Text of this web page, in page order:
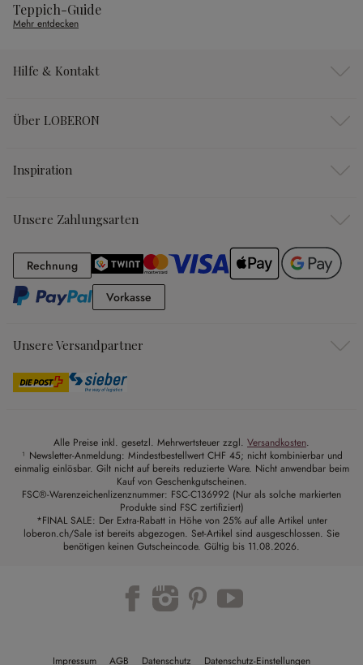
Teppich-Guide
Mehr entdecken
Hilfe & Kontakt
Über LOBERON
Inspiration
Unsere Zahlungsarten
RechnungRechnung
Vorkasse
Unsere Versandpartner
Alle Preise inkl. gesetzl. Mehrwertsteuer zzgl. Versandkosten.
¹ Newsletter-Anmeldung: Mindestbestellwert CHF 45; nicht kombinierbar und
einmalig einlösbar. Gilt nicht auf bereits reduzierte Ware. Nicht anwendbar beim
Kauf von Geschenkgutscheinen.
FSC®-Warenzeichenlizenznummer: FSC-C136992 (Nur als solche markierten
Produkte sind FSC zertifiziert)
*FINAL SALE: Der Extra-Rabatt in Höhe von 25% auf alle Artikel unter
loberon.ch/Sale ist bereits abgezogen. Set-Artikel sind ausgeschlossen. Sie
benötigen keinen Gutscheincode. Gültig bis 11.08.2026.
Impressum AGB Datenschutz Datenschutz-Einstellungen